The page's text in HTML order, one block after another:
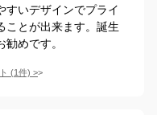
すいデザインでプライ
ことが出来ます。誕生
めです。
(1件) >